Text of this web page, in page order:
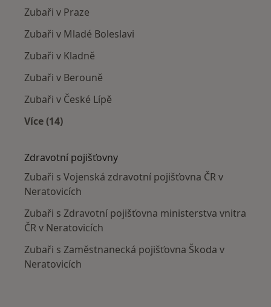
Zubaři v Praze
Zubaři v Mladé Boleslavi
Zubaři v Kladně
Zubaři v Berouně
Zubaři v České Lípě
Více (14)
Zdravotní pojišťovny
Zubaři s Vojenská zdravotní pojišťovna ČR v
Neratovicích
Zubaři s Zdravotní pojišťovna ministerstva vnitra
ČR v Neratovicích
Zubaři s Zaměstnanecká pojišťovna Škoda v
Neratovicích